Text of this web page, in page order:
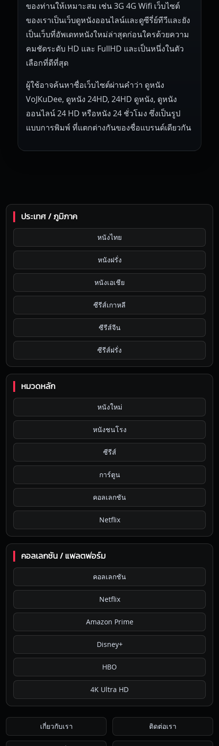
ของท่านให้เหมาะสม เช่น 3G 4G Wifi เว็บไซต์
ของเราเป็นเว็บดูหนังออนไลน์และดูซีรี่ย์ทีวีและยัง
เป็นเว็บที่อัพเดทหนังใหม่ล่าสุดก่อนใครด้วยความ
คมชัดระดับ HD และ FullHD และเป็นหนึ่งในตัว
เลือกที่ดีที่สุด
ผู้ใช้อาจค้นหาชื่อเว็บไซต์ผ่านคำว่า ดูหนัง
VoJKuDee, ดูหนัง 24HD, 24HD ดูหนัง, ดูหนัง
ออนไลน์ 24 HD หรือหนัง 24 ชั่วโมง ซึ่งเป็นรูป
แบบการพิมพ์ ที่แตกต่างกันของชื่อแบรนด์เดียวกัน
ประเทศ / ภูมิภาค
หนังไทย
หนังฝรั่ง
หนังเอเชีย
ซีรีส์เกาหลี
ซีรีส์จีน
ซีรีส์ฝรั่ง
หมวดหลัก
หนังใหม่
หนังชนโรง
ซีรีส์
การ์ตูน
คอลเลกชัน
Netflix
คอลเลกชัน / แพลตฟอร์ม
คอลเลกชัน
Netflix
Amazon Prime
Disney+
HBO
4K Ultra HD
เกี่ยวกับเรา ติดต่อเรา